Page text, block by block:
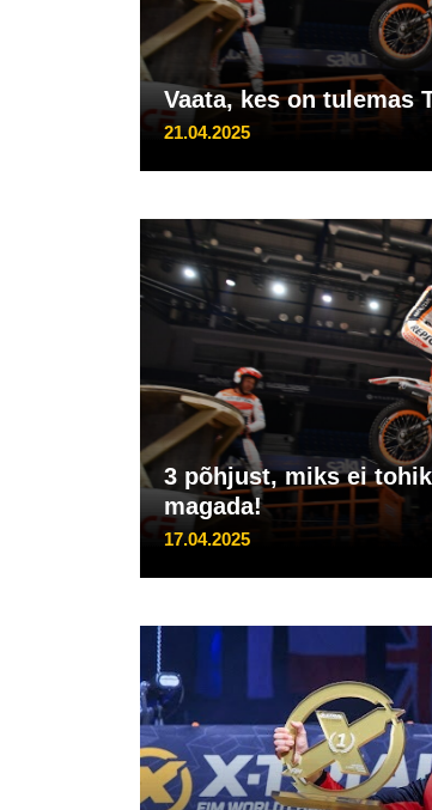
Vaata, kes on tulemas
21.04.2025
3 põhjust, miks ei
magada!
17.04.2025